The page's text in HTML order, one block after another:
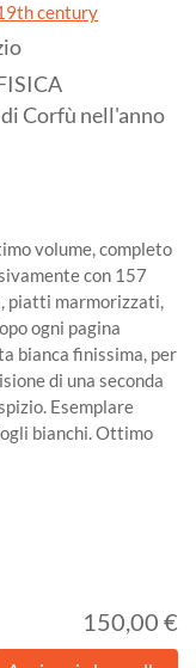
century
Corfù nell'anno
volume, completo
con 157
piatti marmorizzati,
ogni pagina
bianca finissima, per
di una seconda
Esemplare
bianchi. Ottimo
150,00 €